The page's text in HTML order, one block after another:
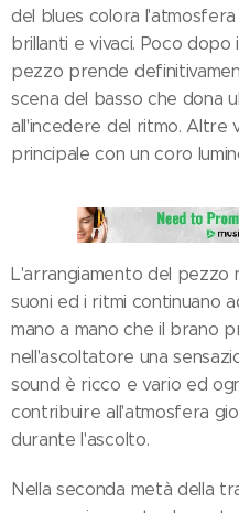
del blues colora
brillanti e vivaci. Poco
pezzo prende
scena del basso che dona
all'incedere del ritmo. Altre
principale con un coro
L'arrangiamento del pezzo
suoni ed i ritmi continuano
mano a mano che il brano
nell'ascoltatore una
sound è ricco e vario ed
contribuire all'atmosfera
durante l'ascolto.
Nella seconda metà della